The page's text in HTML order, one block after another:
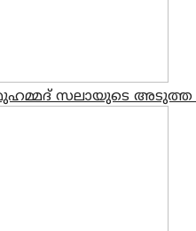
മുഹമ്മദ് സലായുടെ